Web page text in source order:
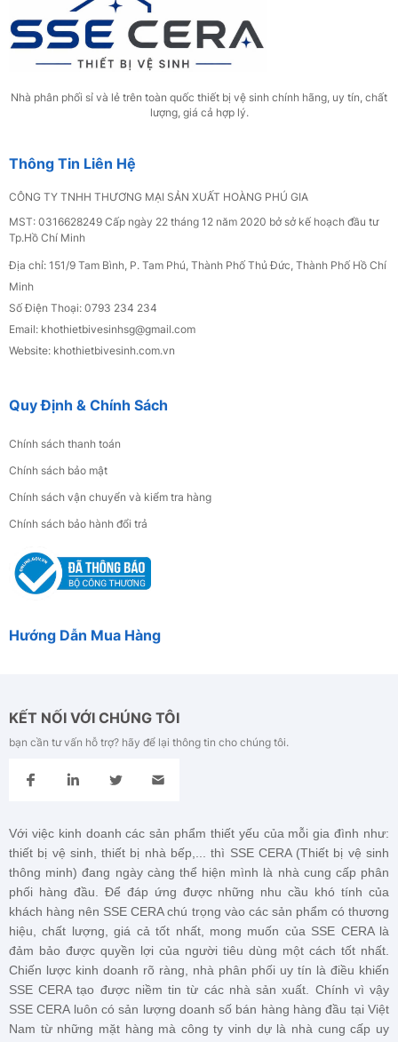
Bồn Cầu Trứng Trắng SSE-2299
2.900.000đ
4.500.000đ
Bồn Cầu Trứng Trắng SSE-2297
Bồn Cầu Trứng Trắng SSE-2298
3.100.000đ
250.000đ
Nhà phân phối sỉ và lẻ trên toàn quốc thiết bị vệ sinh chính hãng, uy tín, chất
lượng, giá cả hợp lý.
Thông Tin Liên Hệ
CÔNG TY TNHH THƯƠNG MẠI SẢN XUẤT HOÀNG PHÚ GIA
MST: 0316628249 Cấp ngày 22 tháng 12 năm 2020 bở sở kế hoạch đầu tư
Tp.Hồ Chí Minh
Địa chỉ: 151/9 Tam Bình, P. Tam Phú, Thành Phố Thủ Đức, Thành Phố Hồ Chí
Minh
Số Điện Thoại: 0793 234 234
Email: khothietbivesinhsg@gmail.com
Website: khothietbivesinh.com.vn
Quy Định & Chính Sách
Chính sách thanh toán
Chính sách bảo mật
Chính sách vận chuyển và kiểm tra hàng
Chính sách bảo hành đổi trả
Hướng Dẫn Mua Hàng
KẾT NỐI VỚI CHÚNG TÔI
bạn cần tư vấn hỗ trợ? hãy để lại thông tin cho chúng tôi.
Với việc kinh doanh các sản phẩm thiết yếu của mỗi gia đình như:
thiết bị vệ sinh, thiết bị nhà bếp,... thì SSE CERA (Thiết bị vệ sinh
thông minh) đang ngày càng thể hiện mình là nhà cung cấp phân
phối hàng đầu. Để đáp ứng được những nhu cầu khó tính của
khách hàng nên SSE CERAchú trọng vào các sản phẩm có thương
hiệu, chất lượng, giá cả tốt nhất, mong muốn của SSE CERAlà
đảm bảo được quyền lợi của người tiêu dùng một cách tốt nhất.
Chiến lược kinh doanh rõ ràng, nhà phân phối uy tín là điều khiến
SSE CERAtạo được niềm tin từ các nhà sản xuất. Chính vì vậy
SSE CERAluôn có sản lượng doanh số bán hàng hàng đầu tại Việt
Nam từ những mặt hàng mà công ty vinh dự là nhà cung cấp uy